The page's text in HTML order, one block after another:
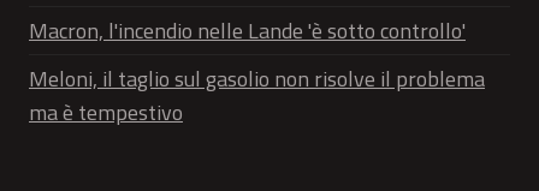
Macron, l'incendio nelle Lande 'è sotto controllo'
Meloni, il taglio sul gasolio non risolve il problema
ma è tempestivo